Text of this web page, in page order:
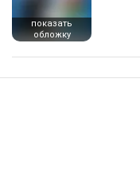
показать
обложку